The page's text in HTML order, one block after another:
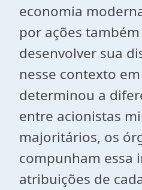
economia
por ações
desenvolver sua
nesse contexto
determinou a
entre acionistas
majoritários, os
compunham essa
atribuições de